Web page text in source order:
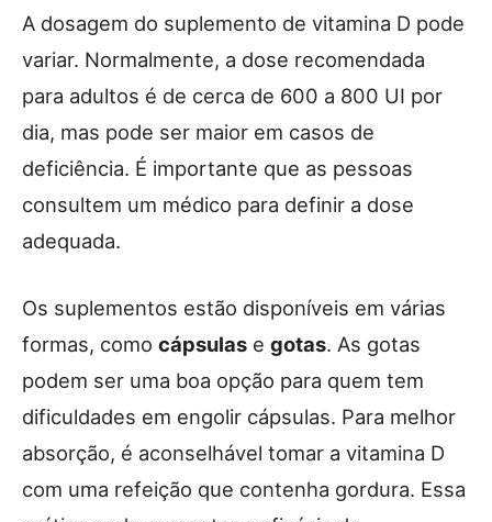
A dosagem do suplemento de vitamina D pode
variar. Normalmente, a dose recomendada
para adultos é de cerca de 600 a 800 UI por
dia, mas pode ser maior em casos de
deficiência. É importante que as pessoas
consultem um médico para definir a dose
adequada.
Os suplementos estão disponíveis em várias
formas, como cápsulas e gotas. As gotas
podem ser uma boa opção para quem tem
dificuldades em engolir cápsulas. Para melhor
absorção, é aconselhável tomar a vitamina D
com uma refeição que contenha gordura. Essa